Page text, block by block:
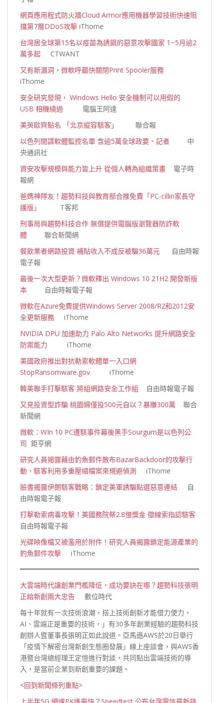
網頁應用程式防火牆Cloud Armor應用機器學習技術快速阻
擋第7層DDoS攻擊 iThome
台灣居全球第15名以疫苗為誘餌的惡意攻擊國家 1~5月逾2
萬多起 CTWANT
又有新漏洞，微軟呼籲快關閉Print Spooler服務
iThome
安全研究發現， Windows Hello 安全機制可以用假的
USB 相機繞過 電腦王阿達
美英歐齊點名 「北京縱容駭客」
聯合報
以色列間諜軟體監控名單 含逾5萬全球政要、記者 中
央通訊社
資安攻擊規模與能力皆上升 從個人轉為組織策畫 電子時
報網
爸媽神隊友！趨勢科技與教育部合推免費「PC-cillin家長守
護版」
T客邦
刑事局與趨勢科技合作 無償提供電腦版瀏覽器防詐軟
體 聯合新聞網
餐飲業者網路投資 補貼收入不成反被騙36萬元 自由時報
電子報
最後一次大型更新？微軟釋出 Windows 10 21H2 開發新版
本 自由時報電子報
微軟在Azure免費提供Windows Server 2008/R2和2012安
全更新服務 iThome
NVIDIA DPU 加速助力 Palo Alto Networks 提升網路安全
防禦能力 iThome
美國政府推出對抗勒索軟體單一入口網
StopRansomware.gov iThome
韓美聯手打擊駭客 將組網路安全工作組 自由時報電子報
又見投資型詐騙 桃園婦僅投500元自以？暴賺300萬 聯合
新聞網
微軟：WIn 10 PC遭駭事件幕後黑手Sourgum是以色列公
司 鉅亨網
研究人員揭露藉由釣魚郵件散布BazarBackdoor的攻擊行
動，駭客利用多重壓縮檔案來規避偵測 iThome
臉書揭露伊朗駭客戰略：鎖定美軍誘騙點選惡意連結 自
由時報電子報
打擊勒索病毒攻擊！美國務院祭2.8億獎金 徵線索指認駭客
自由時報電子報
光碟映像檔又被濫用於附件！研究人員揭露鎖定能源產業的
釣魚郵件攻擊 iThome
大雲端時代讓創業門檻降低，成功要訣在哪？趨勢科技張明
正給新創兩大忠告 數位時代
每十年就有一次技術浪潮，搭上技術創新才能借力使力，
AI、雲端正是重要的技術，」有30多年創業經驗的趨勢科技
創辦人暨董事長張明正如此說道。亞馬遜AWS於20日舉行
「疫情下解密台灣新創生態圈發展」線上座談會，與AWS香
港暨台灣總經理王定愷進行對談，共同點出雲端技術的導
入，是當前企業到新創重要的課題。
<回到新聞條列重點>